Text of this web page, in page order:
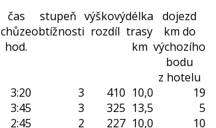
čas
chůze
hod.
stupeň
obtížnosti
výškový
rozdíl
délka
trasy
km
dojezd
km do
výchozího
bodu
z hotelu
3:20 3 410 10,0
19
3:45 3 325 13,5
5
2:45 2 227 10,0
10